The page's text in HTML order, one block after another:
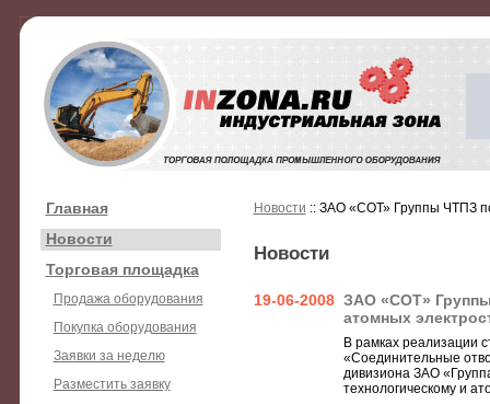
Главная
Новости
Торговая площадка
Продажа оборудования
Покупка оборудования
Заявки за неделю
Разместить заявку
Новости :: ЗАО «СОТ» Группы ЧТПЗ
Новости
19-06-2008 ЗАО «СОТ»
атомных
В рамках реализации
«Соединительные
дивизиона ЗАО
технологическому и